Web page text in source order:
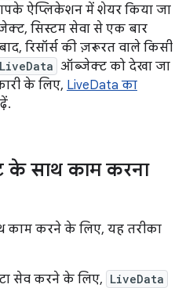
ऐप्लिकेशन में शेयर किया जा
सिस्टम सेवा से एक बार
रिसॉर्स की ज़रूरत वाले किसी
LiveData ऑब्जेक्ट को देखा जा
के लिए, LiveData का
साथ काम करना
करने के लिए, यह तरीका
सेव करने के लिए, LiveData